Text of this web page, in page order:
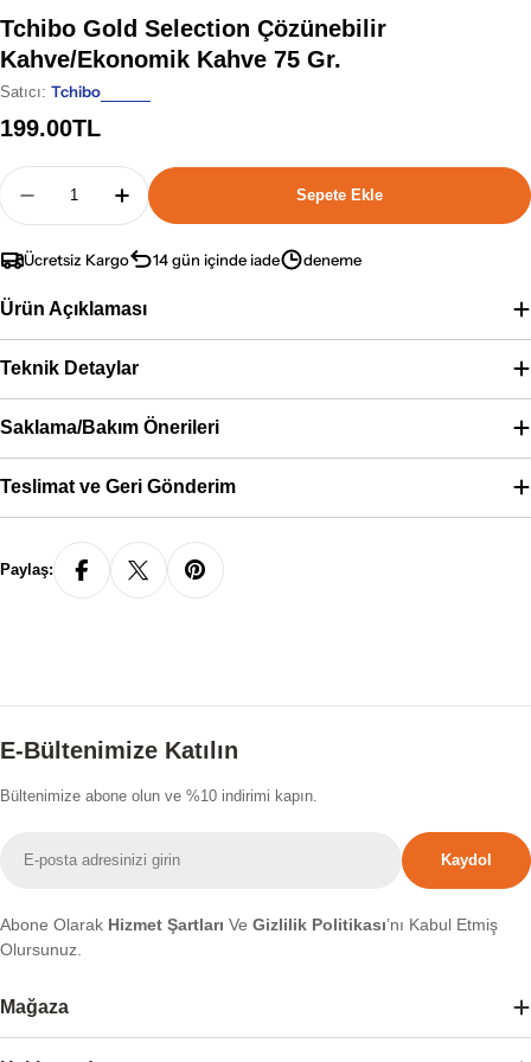
Tchibo Gold Selection Çözünebilir
Kahve/Ekonomik Kahve 75 Gr.
Satıcı: Tchibo
Normal
199.00TL
Adet
Tchibo Gold Selection Çözünebilir Kahve/
Tchibo Gold Selection Çözünebilir
Sepete Ekle
Ücretsiz Kargo 14 gün içinde iade deneme
Ürün Açıklaması
Teknik Detaylar
Saklama/Bakım Önerileri
Teslimat ve Geri Gönderim
Paylaş:
E-Bültenimize Katılın
Bültenimize abone olun ve %10 indirimi kapın.
posta
Kaydol
Abone Olarak Hizmet Şartları Ve Gizlilik Politikası’nı Kabul Etmiş
Olursunuz.
Mağaza